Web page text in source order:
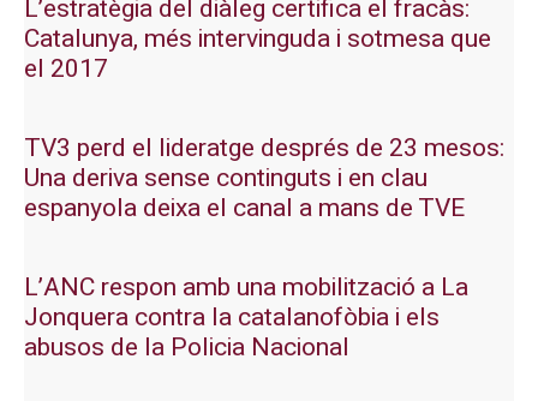
L’estratègia del diàleg certifica el fracàs:
Catalunya, més intervinguda i sotmesa que
el 2017
TV3 perd el lideratge després de 23 mesos:
Una deriva sense continguts i en clau
espanyola deixa el canal a mans de TVE
L’ANC respon amb una mobilització a La
Jonquera contra la catalanofòbia i els
abusos de la Policia Nacional